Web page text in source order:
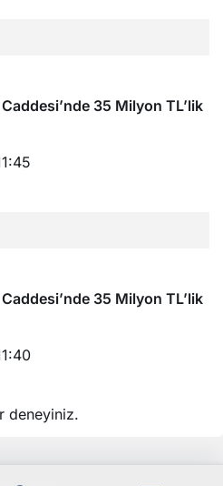
35 Milyon TL’lik
35 Milyon TL’lik
deneyiniz.